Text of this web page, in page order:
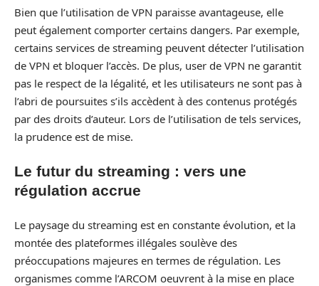
Bien que l’utilisation de VPN paraisse avantageuse, elle
peut également comporter certains dangers. Par exemple,
certains services de streaming peuvent détecter l’utilisation
de VPN et bloquer l’accès. De plus, user de VPN ne garantit
pas le respect de la légalité, et les utilisateurs ne sont pas à
l’abri de poursuites s’ils accèdent à des contenus protégés
par des droits d’auteur. Lors de l’utilisation de tels services,
la prudence est de mise.
Le futur du streaming : vers une
régulation accrue
Le paysage du streaming est en constante évolution, et la
montée des plateformes illégales soulève des
préoccupations majeures en termes de régulation. Les
organismes comme l’ARCOM oeuvrent à la mise en place